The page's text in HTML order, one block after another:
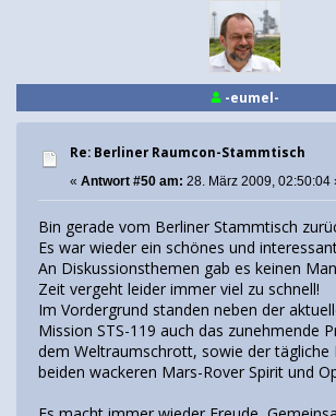
-eumel-
Re: Berliner Raumcon-Stammtisch
« Antwort #50 am: 28. März 2009, 02:50:04
Bin gerade vom Berliner Stammtisch
Es war wieder ein schönes und
An Diskussionsthemen gab es keinen
Zeit vergeht leider immer viel zu schnell!
Im Vordergrund standen neben der
Mission STS-119 auch das zunehmende
dem Weltraumschrott, sowie der tägliche
beiden wackeren Mars-Rover Spirit und